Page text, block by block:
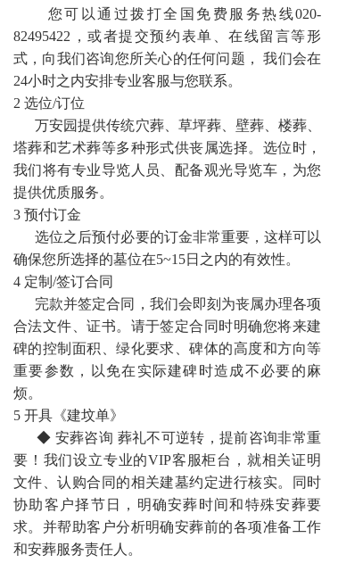
您可以通过拨打全国免费服务热线020-
82495422，或者提交预约表单、在线留言等形
式，向我们咨询您所关心的任何问题， 我们会在
24小时之内安排专业客服与您联系。
2 选位/订位
万安园提供传统穴葬、草坪葬、壁葬、楼葬、
塔葬和艺术葬等多种形式供丧属选择。选位时，
我们将有专业导览人员、配备观光导览车，为您
提供优质服务。
3 预付订金
选位之后预付必要的订金非常重要，这样可以
确保您所选择的墓位在5~15日之内的有效性。
4 定制/签订合同
完款并签定合同，我们会即刻为丧属办理各项
合法文件、证书。请于签定合同时明确您将来建
碑的控制面积、绿化要求、碑体的高度和方向等
重要参数，以免在实际建碑时造成不必要的麻
烦。
5 开具《建坟单》
◆ 安葬咨询 葬礼不可逆转，提前咨询非常重
要！我们设立专业的VIP客服柜台，就相关证明
文件、认购合同的相关建墓约定进行核实。同时
协助客户择节日，明确安葬时间和特殊安葬要
求。并帮助客户分析明确安葬前的各项准备工作
和安葬服务责任人。